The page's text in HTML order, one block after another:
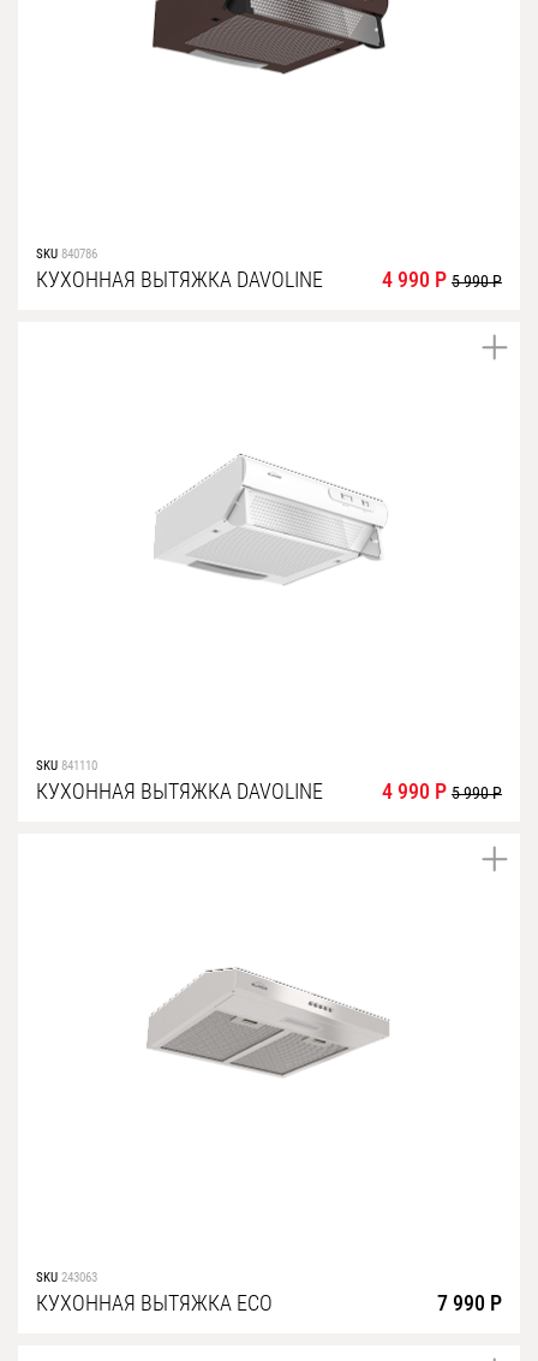
SKU 840786
КУХОННАЯ ВЫТЯЖКА DAVOLINE 4 990 Р 5 990 Р
SKU 841110
КУХОННАЯ ВЫТЯЖКА DAVOLINE 4 990 Р 5 990 Р
SKU 243063
КУХОННАЯ ВЫТЯЖКА ECO 7 990 Р